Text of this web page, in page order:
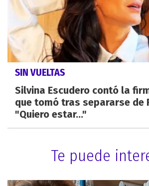
SIN VUELTAS
Silvina Escudero contó la
que tomó tras separarse de
"Quiero estar..."
Te puede